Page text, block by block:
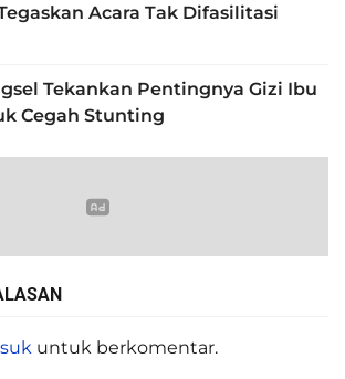
Acara Tak Difasilitasi
Tekankan Pentingnya Gizi Ibu
Cegah Stunting
untuk berkomentar.